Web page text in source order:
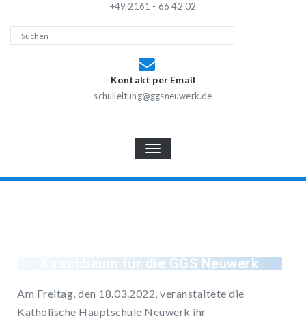
+49 2161 - 66 42 02
Kontakt per Email
schulleitung@ggsneuwerk.de
TOGGLE
NAVIGATION
Kirschbaum für die GGS Neuwerk
Am Freitag, den 18.03.2022, veranstaltete die
Katholische Hauptschule Neuwerk ihr